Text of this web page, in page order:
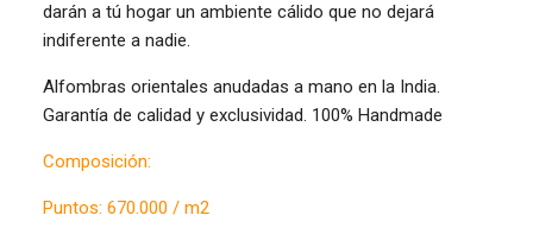
darán a tú hogar un ambiente cálido que no dejará
indiferente a nadie.
Alfombras orientales anudadas a mano en la India.
Garantía de calidad y exclusividad. 100% Handmade
Composición:
Puntos: 670.000 / m2